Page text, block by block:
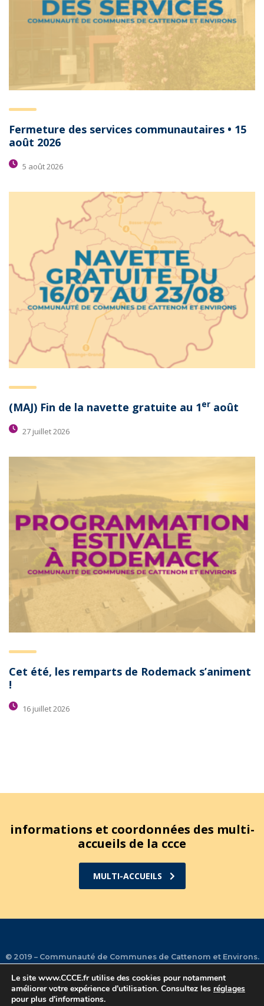
Fermeture des services communautaires • 15
août 2026
5 août 2026
(MAJ) Fin de la navette gratuite au 1er août
27 juillet 2026
Cet été, les remparts de Rodemack s’animent
!
16 juillet 2026
informations et coordonnées des multi-
accueils de la ccce
MULTI-ACCUEILS
© 2019 – Communauté de Communes de Cattenom et Environs.
Plan du site • Mentions légales
Le site www.CCCE.frutilise des cookies pour notamment
améliorer votre expérience d’utilisation. Consultez les réglages
pour plus d'informations.